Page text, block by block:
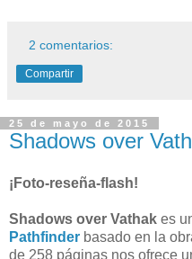
2 comentarios:
Compartir
25 de mayo de 2015
Shadows over
¡Foto-reseña-flash!
Shadows over Vathak es
Pathfinder basado en la
de 258 páginas nos ofrece